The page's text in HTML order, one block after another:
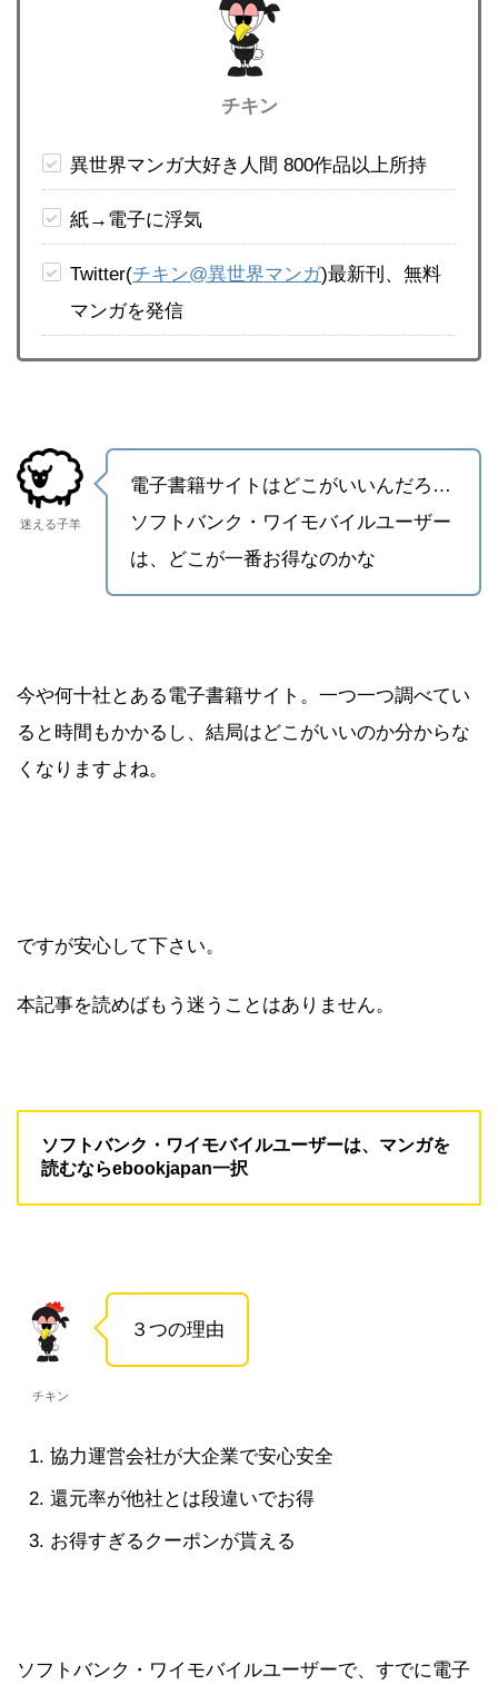
チキン
異世界マンガ大好き人間 800作品以上所持
紙→電子に浮気
Twitter(チキン@異世界マンガ)最新刊、無料
マンガを発信
迷える子羊
電子書籍サイトはどこがいいんだろ…
ソフトバンク・ワイモバイルユーザー
は、どこが一番お得なのかな
今や何十社とある電子書籍サイト。一つ一つ調べてい
ると時間もかかるし、結局はどこがいいのか分からな
くなりますよね。
ですが安心して下さい。
本記事を読めばもう迷うことはありません。
ソフトバンク・ワイモバイルユーザーは、マンガを
読むならebookjapan一択
チキン
３つの理由
協力運営会社が大企業で安心安全
還元率が他社とは段違いでお得
お得すぎるクーポンが貰える
ソフトバンク・ワイモバイルユーザーで、すでに電子